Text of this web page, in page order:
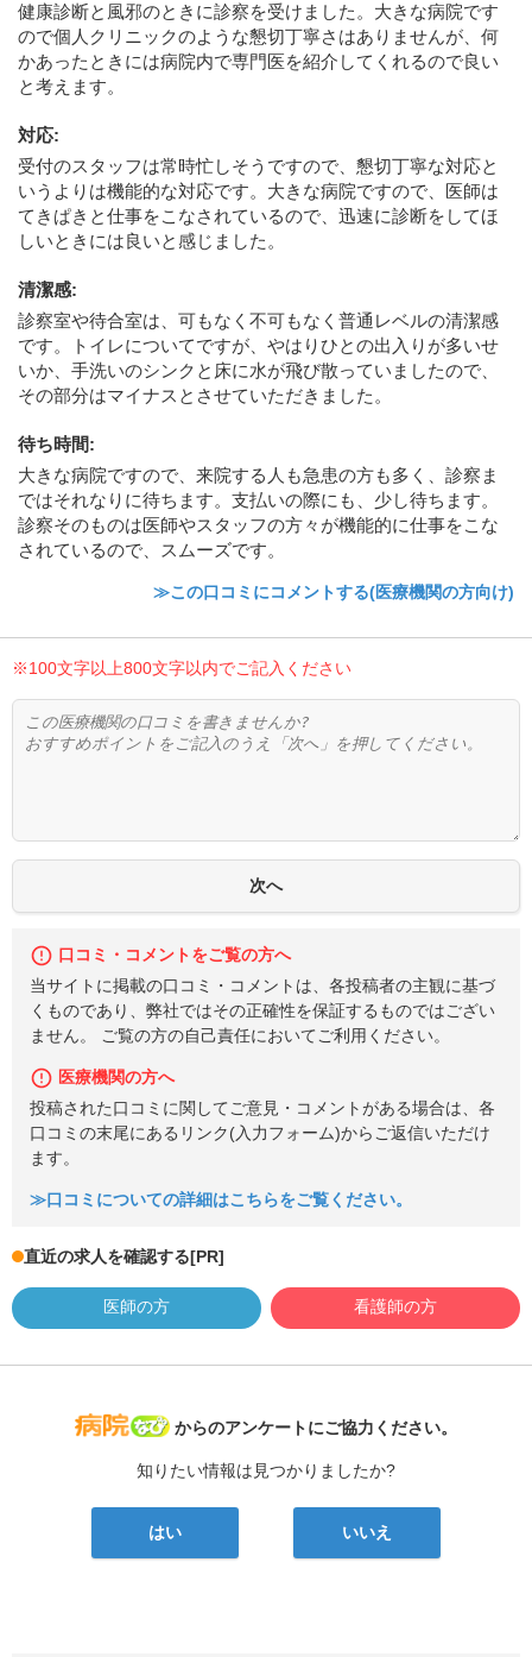
健康診断と風邪のときに診察を受けました。大きな病院です
ので個人クリニックのような懇切丁寧さはありませんが、何
かあったときには病院内で専門医を紹介してくれるので良い
と考えます。
対応:
受付のスタッフは常時忙しそうですので、懇切丁寧な対応と
いうよりは機能的な対応です。大きな病院ですので、医師は
てきぱきと仕事をこなされているので、迅速に診断をしてほ
しいときには良いと感じました。
清潔感:
診察室や待合室は、可もなく不可もなく普通レベルの清潔感
です。トイレについてですが、やはりひとの出入りが多いせ
いか、手洗いのシンクと床に水が飛び散っていましたので、
その部分はマイナスとさせていただきました。
待ち時間:
大きな病院ですので、来院する人も急患の方も多く、診察ま
ではそれなりに待ちます。支払いの際にも、少し待ちます。
診察そのものは医師やスタッフの方々が機能的に仕事をこな
されているので、スムーズです。
≫この口コミにコメントする(医療機関の方向け)
※100文字以上800文字以内でご記入ください
口コミ・コメントをご覧の方へ
当サイトに掲載の口コミ・コメントは、各投稿者の主観に基づ
くものであり、弊社ではその正確性を保証するものではござい
ません。 ご覧の方の自己責任においてご利用ください。
医療機関の方へ
投稿された口コミに関してご意見・コメントがある場合は、各
口コミの末尾にあるリンク(入力フォーム)からご返信いただけ
ます。
≫口コミについての詳細はこちらをご覧ください。
直近の求人を確認する[PR]
医師の方 看護師の方
病院なび
からのアンケートにご協力ください。
知りたい情報は見つかりましたか?
はい いいえ